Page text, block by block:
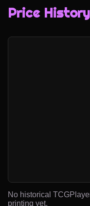
Price History
No historical
printing yet.